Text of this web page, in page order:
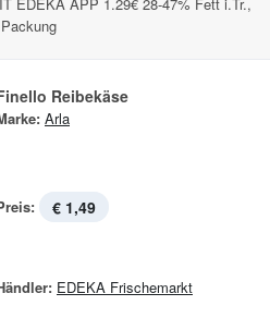
Reibekäse
Arla
€ 1,49
EDEKA Frischemarkt